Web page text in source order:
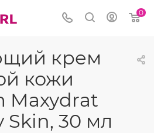
0
крем
кожи
Maxydrat
Skin, 30 мл